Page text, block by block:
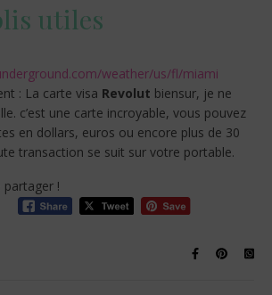
utiles
weather/us/fl/miami
: La carte visa Revolut biensur, je ne
c’est une carte incroyable, vous pouvez
en dollars, euros ou encore plus de 30
transaction se suit sur votre portable.
partager !